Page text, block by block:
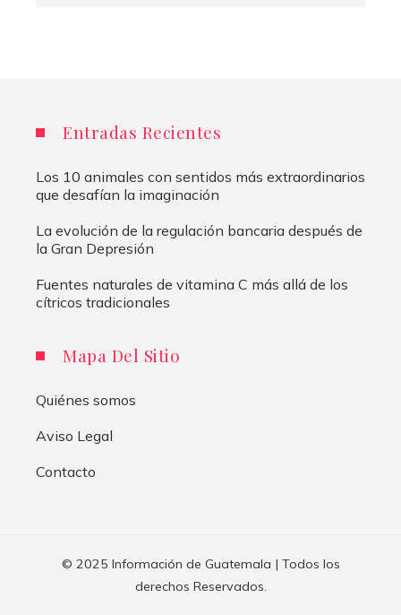
Entradas Recientes
Los 10 animales con sentidos más extraordinarios
que desafían la imaginación
La evolución de la regulación bancaria después de
la Gran Depresión
Fuentes naturales de vitamina C más allá de los
cítricos tradicionales
Mapa Del Sitio
Quiénes somos
Aviso Legal
Contacto
© 2025 Información de Guatemala | Todos los
derechos Reservados.